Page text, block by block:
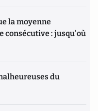
la moyenne
consécutive : jusqu'où
du